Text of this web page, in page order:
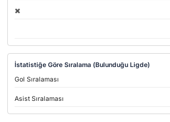
İstatistiğe Göre Sıralama (Bulunduğu Ligde)
Gol Sıralaması
Asist Sıralaması